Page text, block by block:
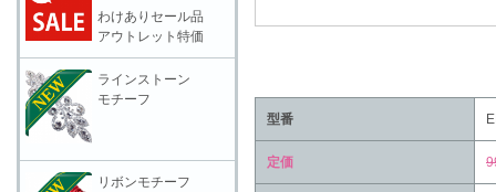
型番
定価
わけありセール品
アウトレット特価
ラインストーン
モチーフ
リボンモチーフ